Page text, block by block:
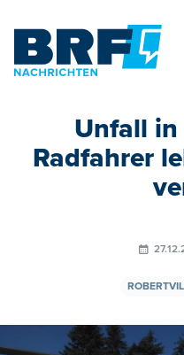
Unfall in
Radfahrer